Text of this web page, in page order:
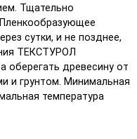
Тщательно
сутки, и не позднее,
ТЕКСТУРОЛ
древесину от
и грунтом. Минимальная
температура